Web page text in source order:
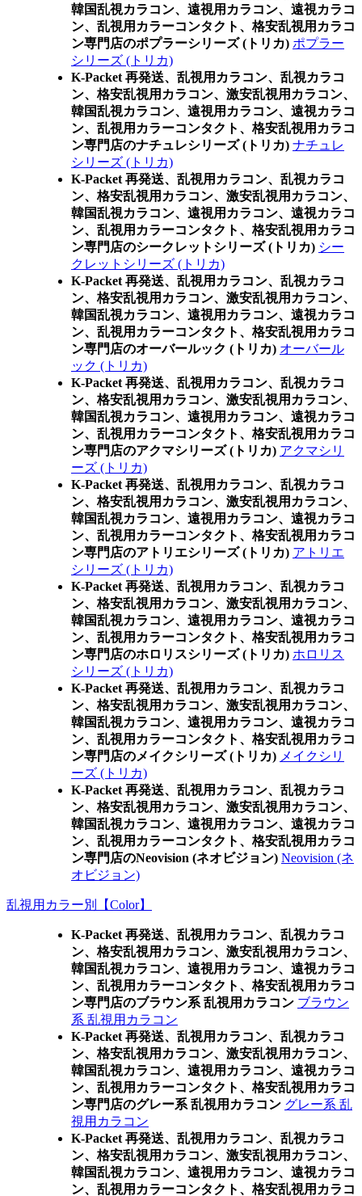
韓国乱視カラコン、遠視用カラコン、遠視カラコ
ン、乱視用カラーコンタクト、格安乱視用カラコ
ン専門店のポプラーシリーズ (トリカ) ポプラー
シリーズ (トリカ)
K-Packet 再発送、乱視用カラコン、乱視カラコ
ン、格安乱視用カラコン、激安乱視用カラコン、
韓国乱視カラコン、遠視用カラコン、遠視カラコ
ン、乱視用カラーコンタクト、格安乱視用カラコ
ン専門店のナチュレシリーズ (トリカ) ナチュレ
シリーズ (トリカ)
K-Packet 再発送、乱視用カラコン、乱視カラコ
ン、格安乱視用カラコン、激安乱視用カラコン、
韓国乱視カラコン、遠視用カラコン、遠視カラコ
ン、乱視用カラーコンタクト、格安乱視用カラコ
ン専門店のシークレットシリーズ (トリカ) シー
クレットシリーズ (トリカ)
K-Packet 再発送、乱視用カラコン、乱視カラコ
ン、格安乱視用カラコン、激安乱視用カラコン、
韓国乱視カラコン、遠視用カラコン、遠視カラコ
ン、乱視用カラーコンタクト、格安乱視用カラコ
ン専門店のオーバールック (トリカ) オーバール
ック (トリカ)
K-Packet 再発送、乱視用カラコン、乱視カラコ
ン、格安乱視用カラコン、激安乱視用カラコン、
韓国乱視カラコン、遠視用カラコン、遠視カラコ
ン、乱視用カラーコンタクト、格安乱視用カラコ
ン専門店のアクマシリーズ (トリカ) アクマシリ
ーズ (トリカ)
K-Packet 再発送、乱視用カラコン、乱視カラコ
ン、格安乱視用カラコン、激安乱視用カラコン、
韓国乱視カラコン、遠視用カラコン、遠視カラコ
ン、乱視用カラーコンタクト、格安乱視用カラコ
ン専門店のアトリエシリーズ (トリカ) アトリエ
シリーズ (トリカ)
K-Packet 再発送、乱視用カラコン、乱視カラコ
ン、格安乱視用カラコン、激安乱視用カラコン、
韓国乱視カラコン、遠視用カラコン、遠視カラコ
ン、乱視用カラーコンタクト、格安乱視用カラコ
ン専門店のホロリスシリーズ (トリカ) ホロリス
シリーズ (トリカ)
K-Packet 再発送、乱視用カラコン、乱視カラコ
ン、格安乱視用カラコン、激安乱視用カラコン、
韓国乱視カラコン、遠視用カラコン、遠視カラコ
ン、乱視用カラーコンタクト、格安乱視用カラコ
ン専門店のメイクシリーズ (トリカ) メイクシリ
ーズ (トリカ)
K-Packet 再発送、乱視用カラコン、乱視カラコ
ン、格安乱視用カラコン、激安乱視用カラコン、
韓国乱視カラコン、遠視用カラコン、遠視カラコ
ン、乱視用カラーコンタクト、格安乱視用カラコ
ン専門店のNeovision (ネオビジョン) Neovision (ネ
オビジョン)
乱視用カラー別【Color】
K-Packet 再発送、乱視用カラコン、乱視カラコ
ン、格安乱視用カラコン、激安乱視用カラコン、
韓国乱視カラコン、遠視用カラコン、遠視カラコ
ン、乱視用カラーコンタクト、格安乱視用カラコ
ン専門店のブラウン系 乱視用カラコン ブラウン
系 乱視用カラコン
K-Packet 再発送、乱視用カラコン、乱視カラコ
ン、格安乱視用カラコン、激安乱視用カラコン、
韓国乱視カラコン、遠視用カラコン、遠視カラコ
ン、乱視用カラーコンタクト、格安乱視用カラコ
ン専門店のグレー系 乱視用カラコン グレー系 乱
視用カラコン
K-Packet 再発送、乱視用カラコン、乱視カラコ
ン、格安乱視用カラコン、激安乱視用カラコン、
韓国乱視カラコン、遠視用カラコン、遠視カラコ
ン、乱視用カラーコンタクト、格安乱視用カラコ